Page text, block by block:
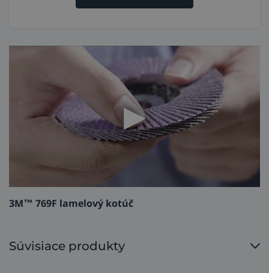
3M™ 769F lamelový kotúč
Súvisiace produkty